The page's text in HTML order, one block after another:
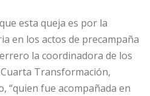
esta queja es por la
en los actos de precampaña
la coordinadora de los
Transformación,
“quien fue acompañada en